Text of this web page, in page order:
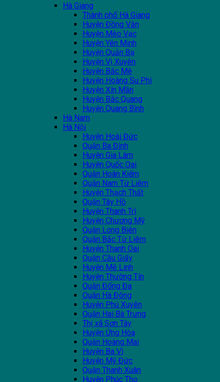
Hà Giang
Thành phố Hà Giang
Huyện Đồng Văn
Huyện Mèo Vạc
Huyện Yên Minh
Huyện Quản Bạ
Huyện Vị Xuyên
Huyện Bắc Mê
Huyện Hoàng Su Phì
Huyện Xín Mần
Huyện Bắc Quang
Huyện Quang Bình
Hà Nam
Hà Nội
Huyện Hoài Đức
Quận Ba Đình
Huyện Gia Lâm
Huyện Quốc Oai
Quận Hoàn Kiếm
Quận Nam Từ Liêm
Huyện Thạch Thất
Quận Tây Hồ
Huyện Thanh Trì
Huyện Chương Mỹ
Quận Long Biên
Quận Bắc Từ Liêm
Huyện Thanh Oai
Quận Cầu Giấy
Huyện Mê Linh
Huyện Thường Tín
Quận Đống Đa
Quận Hà Đông
Huyện Phú Xuyên
Quận Hai Bà Trưng
Thị xã Sơn Tây
Huyện Ứng Hòa
Quận Hoàng Mai
Huyện Ba Vì
Huyện Mỹ Đức
Quận Thanh Xuân
Huyện Phúc Thọ